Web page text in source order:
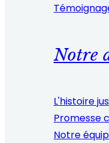
Notre
L'histoire
Promesse
Notre